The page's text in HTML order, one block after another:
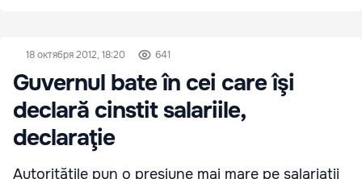
18 октября 2012, 18:20 641
Guvernul bate în cei care îşi
declară cinstit salariile,
declaraţie
Autorităţile pun o presiune mai mare pe salariaţii